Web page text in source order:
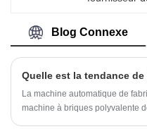
qui peut
Blog Connexe
La machine automatique de
machine à briques polyvalente